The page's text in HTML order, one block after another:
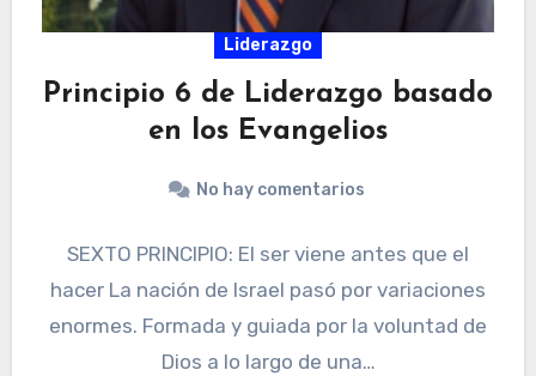
Liderazgo
Principio 6 de Liderazgo basado
en los Evangelios
No hay comentarios
SEXTO PRINCIPIO: El ser viene antes que el
hacer La nación de Israel pasó por variaciones
enormes. Formada y guiada por la voluntad de
Dios a lo largo de una…